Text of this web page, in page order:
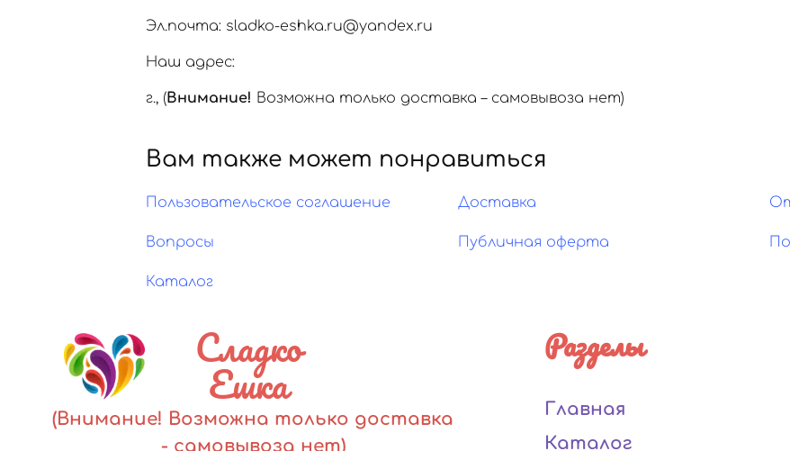
Эл.почта: sladko-eshka.ru@yandex.ru
Наш адрес:
г., (Внимание! Возможна только доставка – самовывоза нет)
Вам также может понравиться
Пользовательское соглашение Доставка
Вопросы Публичная оферта
Каталог
Сладко
Ешка
(Внимание! Возможна только доставка
- самовывоза нет)
Разделы
Главная
Каталог